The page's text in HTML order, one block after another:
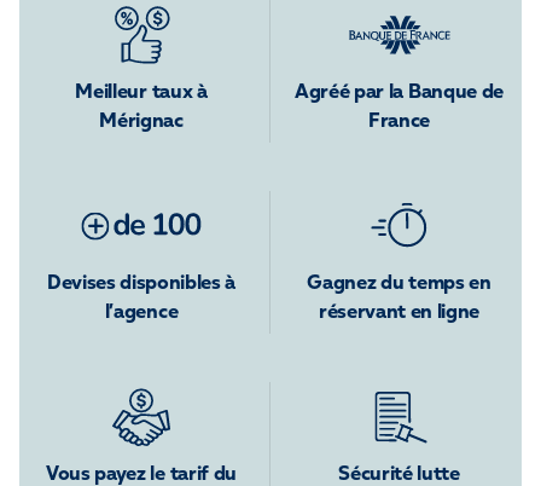
Meilleur taux à
Mérignac
Agréé par la Banque de
France
Devises disponibles à
l’agence
Gagnez du temps en
réservant en ligne
Vous payez le tarif du
Sécurité lutte